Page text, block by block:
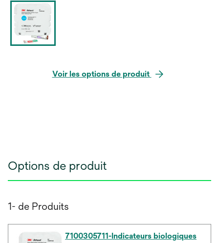
Voir les options de produit
Options de produit
1- de Produits
7100305711-Indicateurs biologiques